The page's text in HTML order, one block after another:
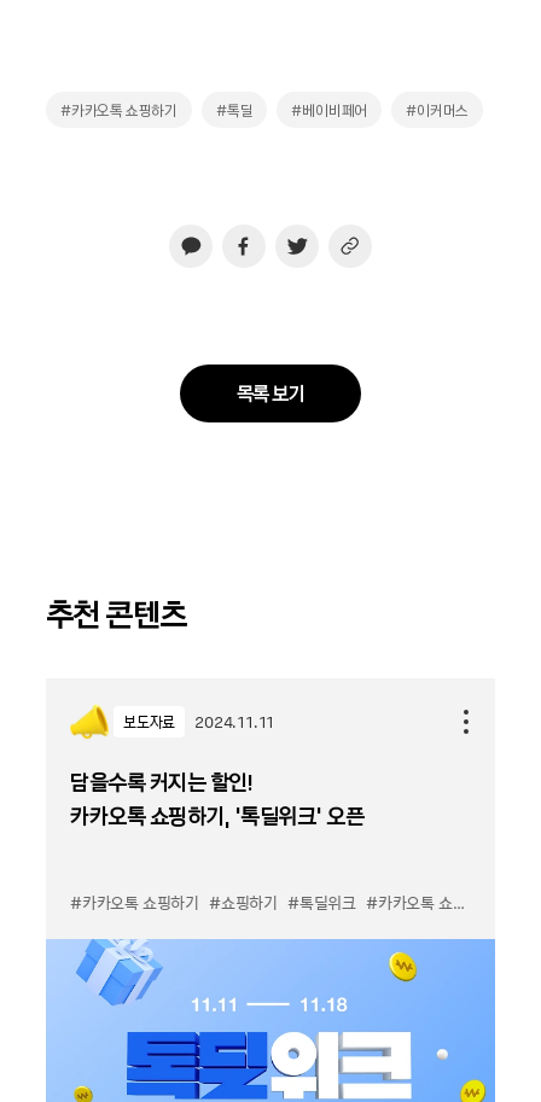
#카카오톡 쇼핑하기 #톡딜 #베이비페어 #이커머스
목록 보기
추천 콘텐츠
보도자료 2024.11.11
담을수록 커지는 할인!
카카오톡 쇼핑하기, ‘톡딜위크’ 오픈
#카카오톡 쇼핑하기 #쇼핑하기 #톡딜위크 #카카오톡 쇼핑하기 톡딜위크